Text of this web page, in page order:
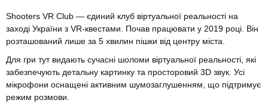
Shooters VR Club — єдиний клуб віртуальної реальності на
заході України з VR-квестами. Почав працювати у 2019 році. Він
розташований лише за 5 хвилин пішки від центру міста.
Для гри тут видають сучасні шоломи віртуальної реальності, які
забезпечують детальну картинку та просторовий 3D звук. Усі
мікрофони оснащені активним шумозаглушенням, що підтримує
режим розмови.